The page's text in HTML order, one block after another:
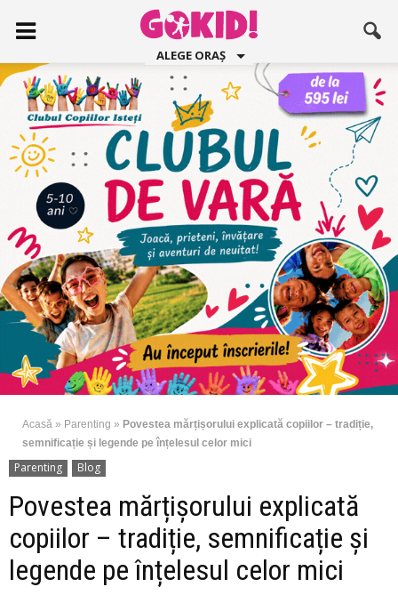
ALEGE ORAȘ
Acasă » Parenting » Povestea mărțișorului explicată copiilor – tradiție,
semnificație și legende pe înțelesul celor mici
Parenting Blog
Povestea mărțișorului explicată
copiilor – tradiție, semnificație și
legende pe înțelesul celor mici